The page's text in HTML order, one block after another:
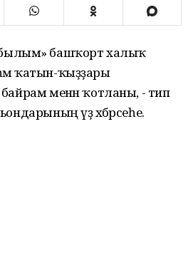
башҡорт халыҡ
ҡатын-ҡыҙҙары
менән ҡотланы, - тип
үҙ хәбәрсеһе.